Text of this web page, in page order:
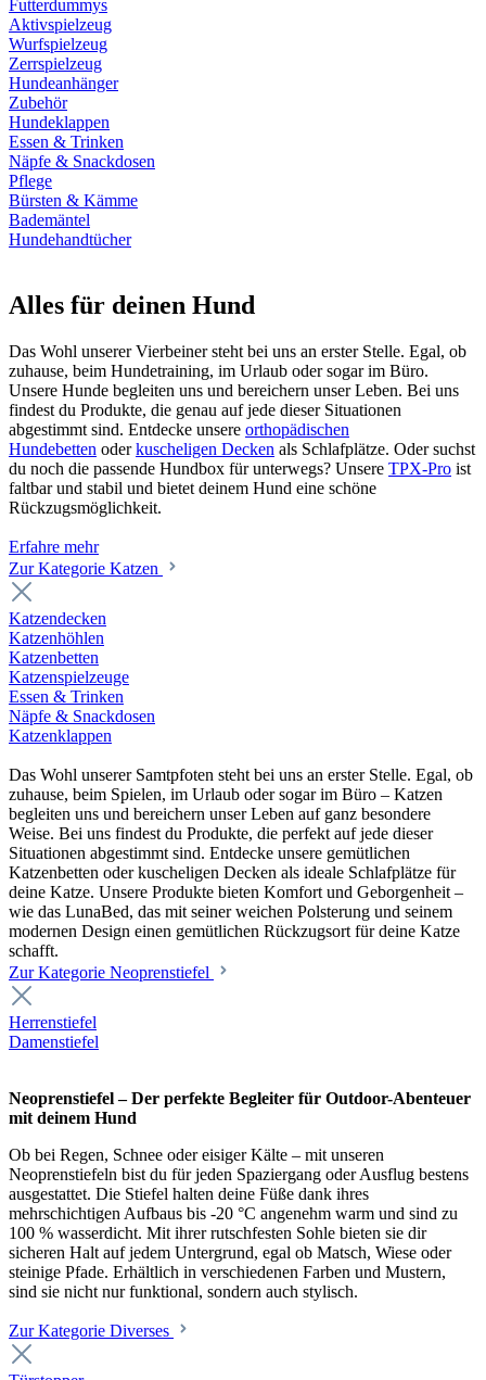
Futterdummys
Aktivspielzeug
Wurfspielzeug
Zerrspielzeug
Hundeanhänger
Zubehör
Hundeklappen
Essen & Trinken
Näpfe & Snackdosen
Pflege
Bürsten & Kämme
Bademäntel
Hundehandtücher
Alles für deinen Hund
Das Wohl unserer Vierbeiner steht bei uns an erster Stelle. Egal, ob
zuhause, beim Hundetraining, im Urlaub oder sogar im Büro.
Unsere Hunde begleiten uns und bereichern unser Leben. Bei uns
findest du Produkte, die genau auf jede dieser Situationen
abgestimmt sind. Entdecke unsere orthopädischen
Hundebetten oderkuscheligen Decken als Schlafplätze. Oder suchst
du noch die passende Hundbox für unterwegs? Unsere TPX-Pro ist
faltbar und stabil und bietet deinem Hund eine schöne
Rückzugsmöglichkeit.
Erfahre mehr
Zur Kategorie Katzen
Katzendecken
Katzenhöhlen
Katzenbetten
Katzenspielzeuge
Essen & Trinken
Näpfe & Snackdosen
Katzenklappen
Das Wohl unserer Samtpfoten steht bei uns an erster Stelle. Egal, ob
zuhause, beim Spielen, im Urlaub oder sogar im Büro – Katzen
begleiten uns und bereichern unser Leben auf ganz besondere
Weise. Bei uns findest du Produkte, die perfekt auf jede dieser
Situationen abgestimmt sind. Entdecke unsere gemütlichen
Katzenbetten oder kuscheligen Decken als ideale Schlafplätze für
deine Katze. Unsere Produkte bieten Komfort und Geborgenheit –
wie das LunaBed, das mit seiner weichen Polsterung und seinem
modernen Design einen gemütlichen Rückzugsort für deine Katze
schafft.
Zur Kategorie Neoprenstiefel
Herrenstiefel
Damenstiefel
Neoprenstiefel – Der perfekte Begleiter für Outdoor-Abenteuer
mit deinem Hund
Ob bei Regen, Schnee oder eisiger Kälte – mit unseren
Neoprenstiefeln bist du für jeden Spaziergang oder Ausflug bestens
ausgestattet. Die Stiefel halten deine Füße dank ihres
mehrschichtigen Aufbaus bis -20 °C angenehm warm und sind zu
100 % wasserdicht. Mit ihrer rutschfesten Sohle bieten sie dir
sicheren Halt auf jedem Untergrund, egal ob Matsch, Wiese oder
steinige Pfade. Erhältlich in verschiedenen Farben und Mustern,
sind sie nicht nur funktional, sondern auch stylisch.
Zur Kategorie Diverses